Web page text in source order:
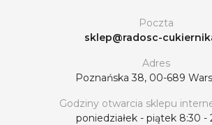
Poczta
sklep@radosc-
Adres
Poznańska 38, 00-689
Godziny otwarcia sklepu
poniedziałek - piątek 8:30 -